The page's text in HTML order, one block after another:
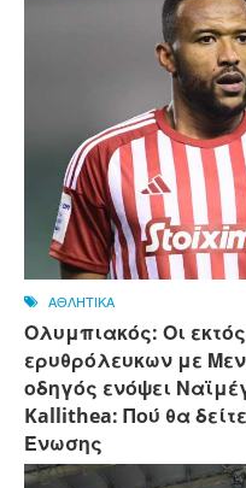
ΑΘΛΗΤΙΚΑ
Ολυμπιακός: Οι
ερυθρόλευκων με
οδηγός ενόψει
Kallithea: Πού θα
Ένωσης